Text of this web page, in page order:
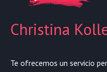
Christina
Te ofrecemos un servicio